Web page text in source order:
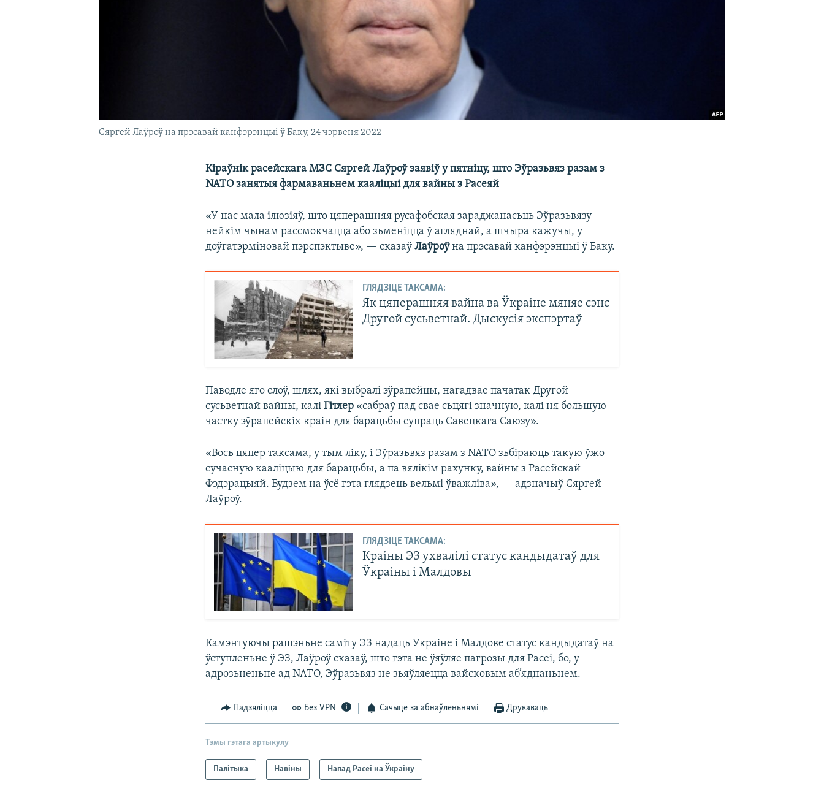
Сяргей Лаўроў на прэсавай канфэрэнцыі ў Баку, 24 чэрвеня 2022
Кіраўнік расейскага МЗС Сяргей Лаўроў заявіў у пятніцу, што Эўразьвяз разам з
NATO занятыя фармаваньнем кааліцыі для вайны з Расеяй
«У нас мала ілюзіяў, што цяперашняя русафобская зараджанасьць Эўразьвязу
нейкім чынам рассмокчацца або зьменіцца ў агляднай, а шчыра кажучы, у
доўгатэрміновай пэрспэктыве», — сказаўЛаўроўна прэсавай канфэрэнцыі ў Баку.
ГЛЯДЗІЦЕ ТАКСАМА:
Як цяперашняя вайна ва Ўкраіне мяняе сэнс
Другой сусьветнай. Дыскусія экспэртаў
Паводле яго слоў, шлях, які выбралі эўрапейцы, нагадвае пачатак Другой
сусьветнай вайны, каліГітлер «сабраў пад свае сьцягі значную, калі ня большую
частку эўрапейскіх краін для барацьбы супраць Савецкага Саюзу».
«Вось цяпер таксама, у тым ліку, і Эўразьвяз разам з NATO зьбіраюць такую ўжо
сучасную кааліцыю для барацьбы, а па вялікім рахунку, вайны з Расейскай
Фэдэрацыяй. Будзем на ўсё гэта глядзець вельмі ўважліва», — адзначыў Сяргей
Лаўроў.
ГЛЯДЗІЦЕ ТАКСАМА:
Краіны ЭЗ ухвалілі статус кандыдатаў для
Ўкраіны і Малдовы
Камэнтуючы рашэньне саміту ЭЗ надаць Украіне і Малдове статус кандыдатаў на
ўступленьне ў ЭЗ, Лаўроў сказаў, што гэта не ўяўляе пагрозы для Расеі, бо, у
адрозьненьне ад NATO, Эўразьвяз не зьяўляецца вайсковым аб’яднаньнем.
Падзяліцца Без VPN Сачыце за абнаўленьнямі Друкаваць
Тэмы гэтага артыкулу
Палітыка Навіны Напад Расеі на Ўкраіну